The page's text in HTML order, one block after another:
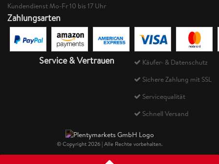
Kundendienst Mo-Fr 10 bis 17 Uhr
Zahlungsarten
Service & Vertrauen
Käufer- & Datenschutz
Sichere Zahlung mit SSL
Servicequalität
Schnell Versand
© Copyright 2026 | Alle Rechte vorbehalten.